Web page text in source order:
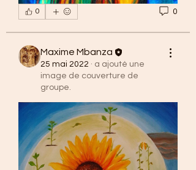
0 0
Maxime Mbanza
25 mai 2022 · a ajouté une
image de couverture de
groupe.